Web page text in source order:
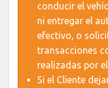
conducir el
ni entregar el
efectivo, o
transacciones
realizadas por
Si el Cliente